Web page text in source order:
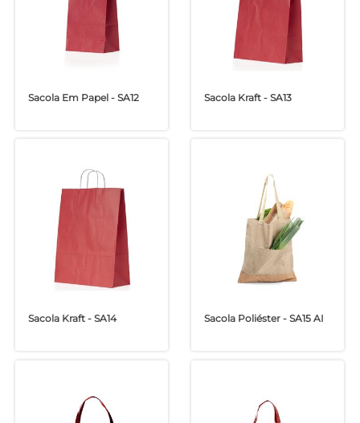
Sacola Em Papel - SA12 Sacola Kraft - SA13
Sacola Kraft - SA14 Sacola Poliéster - SA15 AI